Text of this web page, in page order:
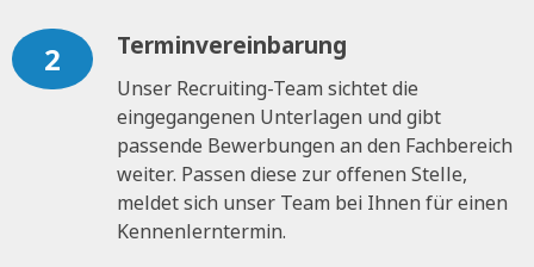
2 Terminvereinbarung
Unser Recruiting-Team sichtet die
eingegangenen Unterlagen und gibt
passende Bewerbungen an den Fachbereich
weiter. Passen diese zur offenen Stelle,
meldet sich unser Team bei Ihnen für einen
Kennenlerntermin.